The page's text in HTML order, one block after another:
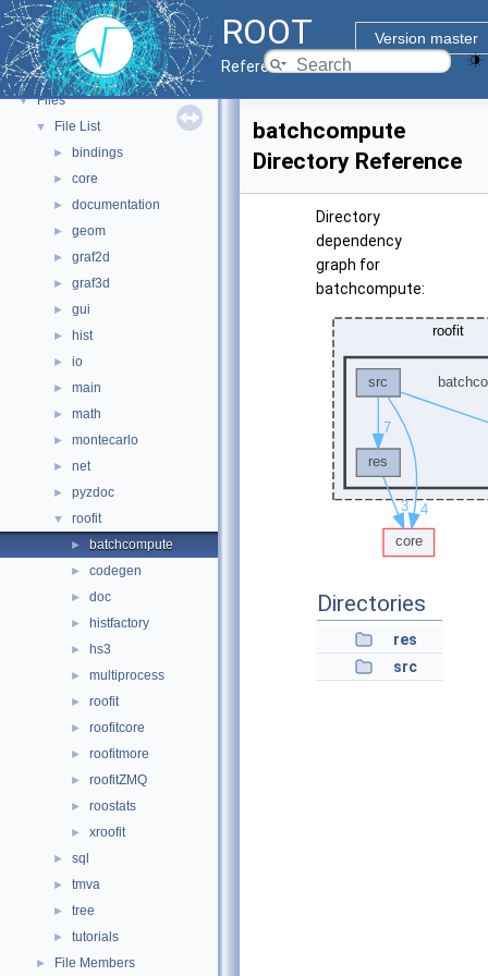
ROOT
Version master
Reference Guide
► ROOT Components
► Namespaces
► All Classes
▼ Files
▼ File List
► bindings
► core
► documentation
► geom
► graf2d
► graf3d
► gui
► hist
► io
► main
► math
► montecarlo
► net
► pyzdoc
▼ roofit
► batchcompute
► codegen
► doc
► histfactory
► hs3
► multiprocess
► roofit
► roofitcore
► roofitmore
► roofitZMQ
► roostats
► xroofit
► sql
► tmva
► tree
► tutorials
► File Members
batchcompute
Directory Reference
Directory
dependency
graph for
batchcompute:
Directories
res
src